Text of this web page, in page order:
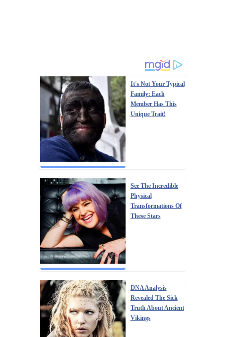
It's Not Your Typical
Family: Each
Member Has This
Unique Trait!
See The Incredible
Physical
Transformations Of
These Stars
DNA Analysis
Revealed The Sick
Truth About Ancient
Vikings